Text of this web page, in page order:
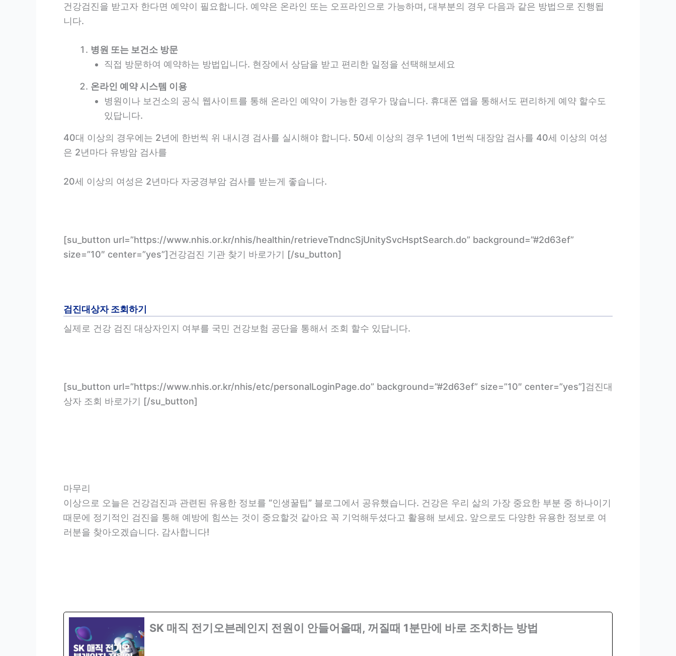
건강검진을 받고자 한다면 예약이 필요합니다. 예약은 온라인 또는 오프라인으로 가능하며, 대부분의 경우 다음과 같은 방법으로 진행됩
니다.
병원 또는 보건소 방문
직접 방문하여 예약하는 방법입니다. 현장에서 상담을 받고 편리한 일정을 선택해보세요
온라인 예약 시스템 이용
병원이나 보건소의 공식 웹사이트를 통해 온라인 예약이 가능한 경우가 많습니다. 휴대폰 앱을 통해서도 편리하게 예약 할수도
있답니다.
40대 이상의 경우에는 2년에 한번씩 위 내시경 검사를 실시해야 합니다. 50세 이상의 경우 1년에 1번씩 대장암 검사를 40세 이상의 여성
은 2년마다 유방암 검사를
20세 이상의 여성은 2년마다 자궁경부암 검사를 받는게 좋습니다.
[su_button url=”https://www.nhis.or.kr/nhis/healthin/retrieveTndncSjUnitySvcHsptSearch.do” background=”#2d63ef”
size=”10″ center=”yes”]건강검진 기관 찾기 바로가기 [/su_button]
검진대상자 조회하기
실제로 건강 검진 대상자인지 여부를 국민 건강보험 공단을 통해서 조회 할수 있답니다.
[su_button url=”https://www.nhis.or.kr/nhis/etc/personalLoginPage.do” background=”#2d63ef” size=”10″ center=”yes”]검진대
상자 조회 바로가기 [/su_button]
마무리
이상으로 오늘은 건강검진과 관련된 유용한 정보를 “인생꿀팁” 블로그에서 공유했습니다. 건강은 우리 삶의 가장 중요한 부분 중 하나이기
때문에 정기적인 검진을 통해 예방에 힘쓰는 것이 중요할것 같아요 꼭 기억해두셨다고 활용해 보세요. 앞으로도 다양한 유용한 정보로 여
러분을 찾아오겠습니다. 감사합니다!
SK 매직 전기오븐레인지 전원이 안들어올때, 꺼질때 1분만에 바로 조치하는 방법